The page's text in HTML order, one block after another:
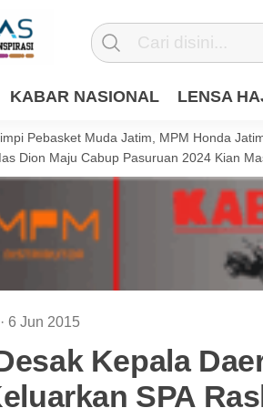
KABAR NASIONAL LENSA
Pebasket Muda Jatim, MPM Honda
Dion Maju Cabup Pasuruan 2024 Kian
· 6 Jun 2015
Kepala
SPA